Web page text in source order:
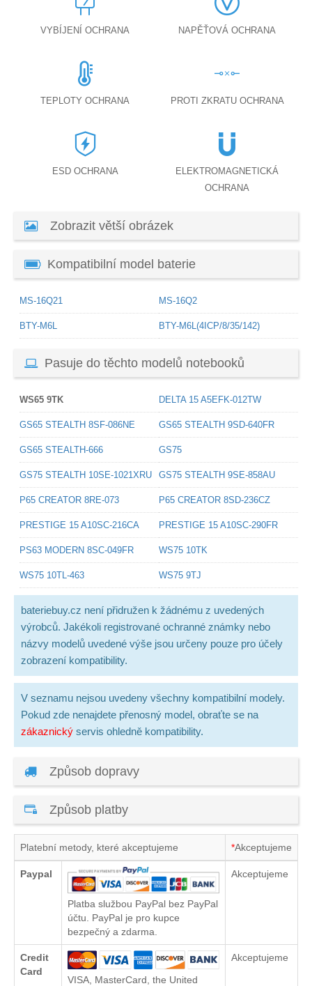
VYBÍJENÍ OCHRANA NAPĚŤOVÁ OCHRANA
TEPLOTY OCHRANA PROTI ZKRATU OCHRANA
ESD OCHRANA
ELEKTROMAGNETICKÁ
OCHRANA
Zobrazit větší obrázek
Kompatibilní model baterie
MS-16Q21 MS-16Q2
BTY-M6L BTY-M6L(4ICP/8/35/142)
Pasuje do těchto modelů notebooků
WS65 9TK DELTA 15 A5EFK-012TW
GS65 STEALTH 8SF-086NE GS65 STEALTH 9SD-640FR
GS65 STEALTH-666 GS75
GS75 STEALTH 10SE-1021XRU GS75 STEALTH 9SE-858AU
P65 CREATOR 8RE-073 P65 CREATOR 8SD-236CZ
PRESTIGE 15 A10SC-216CA PRESTIGE 15 A10SC-290FR
PS63 MODERN 8SC-049FR WS75 10TK
WS75 10TL-463 WS75 9TJ
bateriebuy.cz není přidružen k žádnému z uvedených
výrobců. Jakékoli registrované ochranné známky nebo
názvy modelů uvedené výše jsou určeny pouze pro účely
zobrazení kompatibility.
V seznamu nejsou uvedeny všechny kompatibilní modely.
Pokud zde nenajdete přenosný model, obraťte se na
zákaznický servis ohledně kompatibility.
Způsob dopravy
Způsob platby
Platební metody, které akceptujeme *Akceptujeme
Paypal
Platba službou PayPal bez PayPal
účtu. PayPal je pro kupce
bezpečný a zdarma.
Akceptujeme
Credit
Card
VISA, MasterCard, the United
Akceptujeme